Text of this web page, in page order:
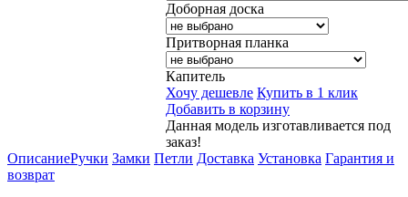
Доборная доска
Притворная планка
Капитель
Хочу дешевле Купить в 1 клик
Добавить в корзину
Данная модель изготавливается под
заказ!
ОписаниеРучки Замки Петли Доставка Установка Гарантия и
возврат